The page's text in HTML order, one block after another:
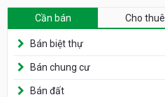
Cần bán Cho thuê
Bán biệt thự
Bán chung cư
Bán đất